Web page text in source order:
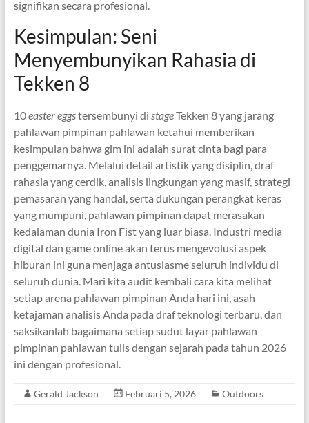
signifikan secara profesional.
Kesimpulan: Seni
Menyembunyikan Rahasia di
Tekken 8
10easter eggstersembunyi di stageTekken 8 yang jarang
pahlawan pimpinan pahlawan ketahui memberikan
kesimpulan bahwa gim ini adalah surat cinta bagi para
penggemarnya. Melalui detail artistik yang disiplin, draf
rahasia yang cerdik, analisis lingkungan yang masif, strategi
pemasaran yang handal, serta dukungan perangkat keras
yang mumpuni, pahlawan pimpinan dapat merasakan
kedalaman dunia Iron Fist yang luar biasa. Industri media
digital dan game online akan terus mengevolusi aspek
hiburan ini guna menjaga antusiasme seluruh individu di
seluruh dunia. Mari kita audit kembali cara kita melihat
setiap arena pahlawan pimpinan Anda hari ini, asah
ketajaman analisis Anda pada draf teknologi terbaru, dan
saksikanlah bagaimana setiap sudut layar pahlawan
pimpinan pahlawan tulis dengan sejarah pada tahun 2026
ini dengan profesional.
Gerald Jackson Februari 5, 2026 Outdoors